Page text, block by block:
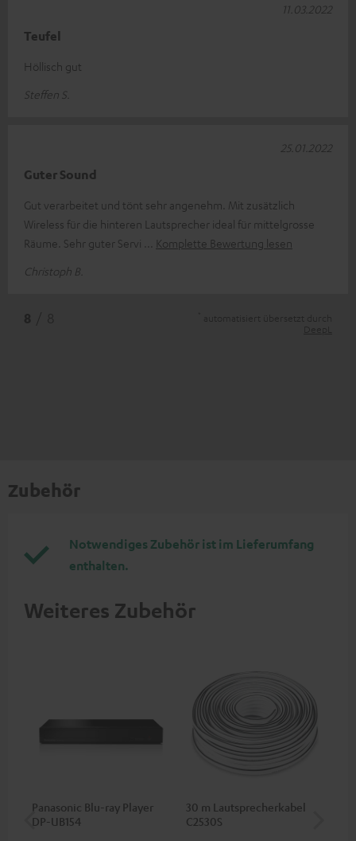
Teufel
Höllisch gut
Steffen S.
11.03.2022
Guter Sound
Gut verarbeitet und tönt sehr angenehm. Mit zusätzlich
Wireless für die hinteren Lautsprecher ideal für mittelgrosse
Räume. Sehr guter Servi
Komplette Bewertung lesen
Christoph B.
25.01.2022
Zubehör
Notwendiges Zubehör ist im Lieferumfang
enthalten.
Weiteres Zubehör
Panasonic Blu-ray Player
DP-UB154
30 m Lautsprecherkabel
C2530S